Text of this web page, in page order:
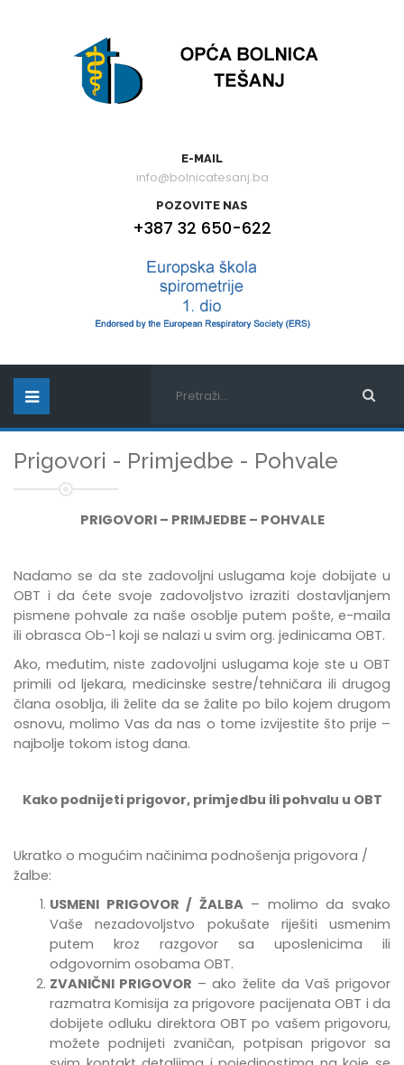
E-MAIL
info@bolnicatesanj.ba
POZOVITE NAS
+387 32 650-622
Prigovori - Primjedbe - Pohvale
PRIGOVORI – PRIMJEDBE – POHVALE
Nadamo se da ste zadovoljni uslugama koje dobijate u
OBT i da ćete svoje zadovoljstvo izraziti dostavljanjem
pismene pohvale za naše osoblje putem pošte, e-maila
ili obrasca Ob-1 koji se nalazi u svim org. jedinicama OBT.
Ako, međutim, niste zadovoljni uslugama koje ste u OBT
primili od ljekara, medicinske sestre/tehničara ili drugog
člana osoblja, ili želite da se žalite po bilo kojem drugom
osnovu, molimo Vas da nas o tome izvijestite što prije –
najbolje tokom istog dana.
Kako podnijeti prigovor, primjedbu ili pohvalu u OBT
Ukratko o mogućim načinima podnošenja prigovora /
žalbe:
USMENI PRIGOVOR / ŽALBA– molimo da svako
Vaše nezadovoljstvo pokušate riješiti usmenim
putem kroz razgovor sa uposlenicima ili
odgovornim osobama OBT.
ZVANIČNI PRIGOVOR – ako želite da Vaš prigovor
razmatra Komisija za prigovore pacijenata OBT i da
dobijete odluku direktora OBT po vašem prigovoru,
možete podnijeti zvaničan, potpisan prigovor sa